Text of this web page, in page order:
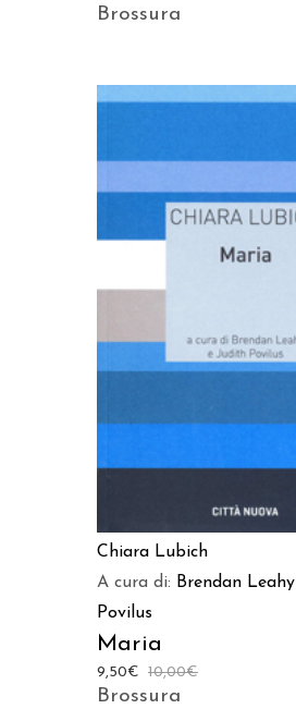
Brossura
Chiara Lubich
A cura di: Brendan Leahy
Povilus
Maria
10,00€
9,50€
Brossura